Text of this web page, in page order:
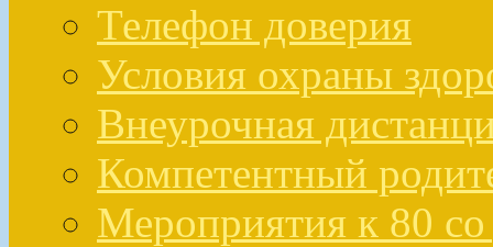
Телефон доверия
Условия охраны
Внеурочная
Компетентный
Мероприятия к 80